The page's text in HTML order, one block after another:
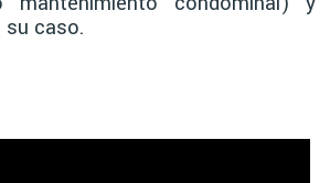
su caso.